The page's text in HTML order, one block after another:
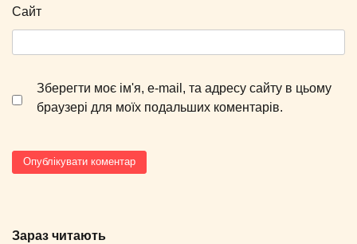
Сайт
Зберегти моє ім'я, e-mail, та адресу сайту в цьому
браузері для моїх подальших коментарів.
Зараз читають